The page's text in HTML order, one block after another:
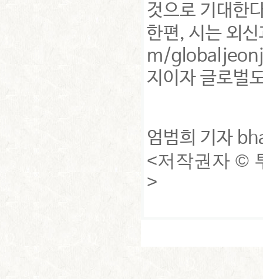
것으로 기대한
한편, 시는 외
m/
지이자 글로벌
엄범희 기자
<저작권자 ©
>